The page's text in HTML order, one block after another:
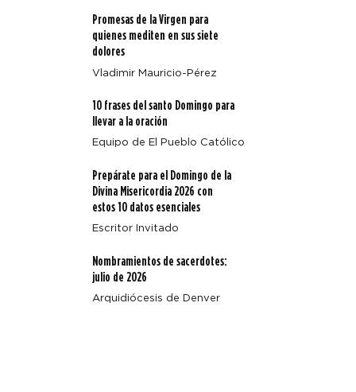
Promesas de la Virgen para
quienes mediten en sus siete
dolores
Vladimir Mauricio-Pérez
10 frases del santo Domingo para
llevar a la oración
Equipo de El Pueblo Católico
Prepárate para el Domingo de la
Divina Misericordia 2026 con
estos 10 datos esenciales
Escritor Invitado
Nombramientos de sacerdotes:
julio de 2026
Arquidiócesis de Denver